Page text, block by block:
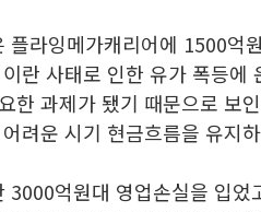
플라잉메가캐리어에 1500억
란 사태로 인한 유가 폭등에
한 과제가 됐기 때문으로 보
려운 시기 현금흐름을 유지
3000억원대 영업손실을 입